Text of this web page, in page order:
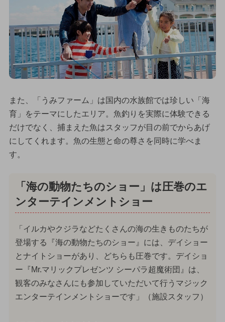
また、「うみファーム」は国内の水族館では珍しい「海
育」をテーマにしたエリア。魚釣りを実際に体験できる
だけでなく、捕まえた魚はスタッフが目の前でからあげ
にしてくれます。魚の生態と命の尊さを同時に学べま
す。
「海の動物たちのショー」は圧巻のエ
ンターテインメントショー
「イルカやクジラなどたくさんの海の生きものたちが
登場する『海の動物たちのショー』には、デイショー
とナイトショーがあり、どちらも圧巻です。デイショ
ー『Mr.マリックプレゼンツ シーパラ超魔術団』は、
観客のみなさんにも参加していただいて行うマジック
エンターテインメントショーです」（施設スタッフ）